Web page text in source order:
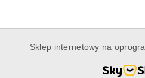
Sklep internetowy na